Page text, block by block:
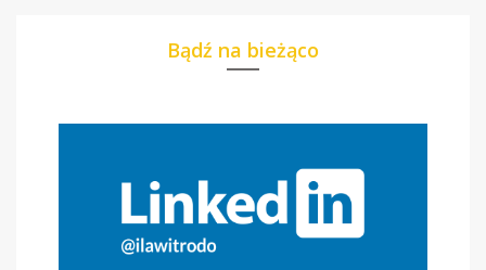
Bądź na bieżąco